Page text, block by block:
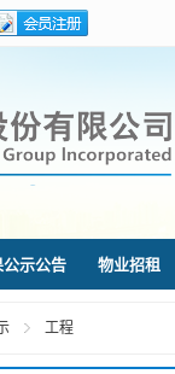
公示公告 物业招租
工程